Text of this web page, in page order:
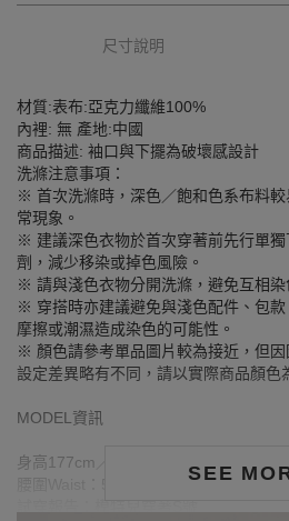
尺寸說明
SEE
材質:表布:亞克力纖維100%
內裡: 無 產地:中國
商品描述: 袖口與下擺為破壞感設計
洗滌注意事項：
※ 首次洗滌時，深色／飽和色系布料
常現象。
※ 建議深色衣物於首次穿著前先行單
劑，減少移染或掉色風險。
※ 請與淺色衣物分開洗滌，避免互相染
※ 穿搭時亦建議避免與淺色配件、包
摩擦或潮濕造成染色的可能性。
※ 顏色請參考單品圖片較為接近，但
設定差異略有不同，請以實際商品顏色
MODEL資訊
身高177cm／胸圍Bust：78cm
腰圍Waist：57cm／臀圍hips：87cm